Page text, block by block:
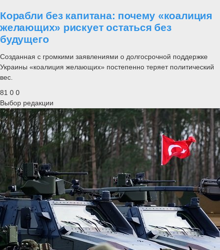
Корабли без капитана: почему «коалиция
желающих» рискует остаться без
будущего
Созданная с громкими заявлениями о долгосрочной поддержке
Украины «коалиция желающих» постепенно теряет политический
вес.
81 0 0
Выбор редакции